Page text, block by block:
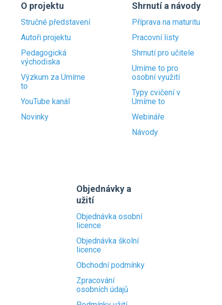
O projektu
Stručné představení
Autoři projektu
Pedagogická
východiska
Výzkum za Umíme
to
YouTube kanál
Novinky
Shrnutí a návody
Příprava na maturitu
Pracovní listy
Shrnutí pro učitele
Umíme to pro
osobní využití
Typy cvičení v
Umíme to
Webináře
Návody
Objednávky a
užití
Objednávka osobní
licence
Objednávka školní
licence
Obchodní podmínky
Zpracování
osobních údajů